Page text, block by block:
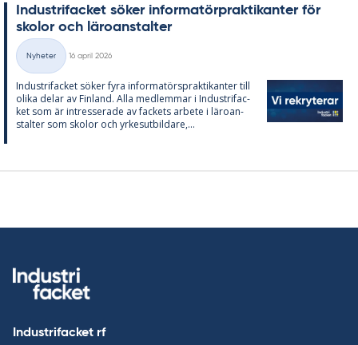
In­du­stri­fac­ket sö­ker in­for­ma­törprak­ti­kan­ter för
sko­lor och läro­an­stal­ter
Kategorier
Nyheter
16 april 2026
In­du­stri­fac­ket sö­ker fyra in­for­ma­tör­sprak­ti­kan­ter till
oli­ka de­lar av Fin­land. Alla med­lem­mar i In­du­stri­fac­
ket som är in­tres­se­ra­de av fac­kets ar­bete i läro­an­
stal­ter som sko­lor och yr­kes­ut­bil­da­re,...
Industrifacket rf